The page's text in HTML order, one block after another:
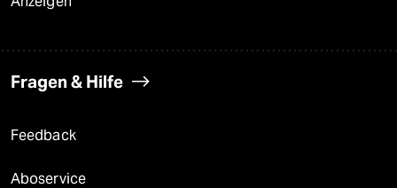
Fragen & Hilfe
Feedback
Aboservice